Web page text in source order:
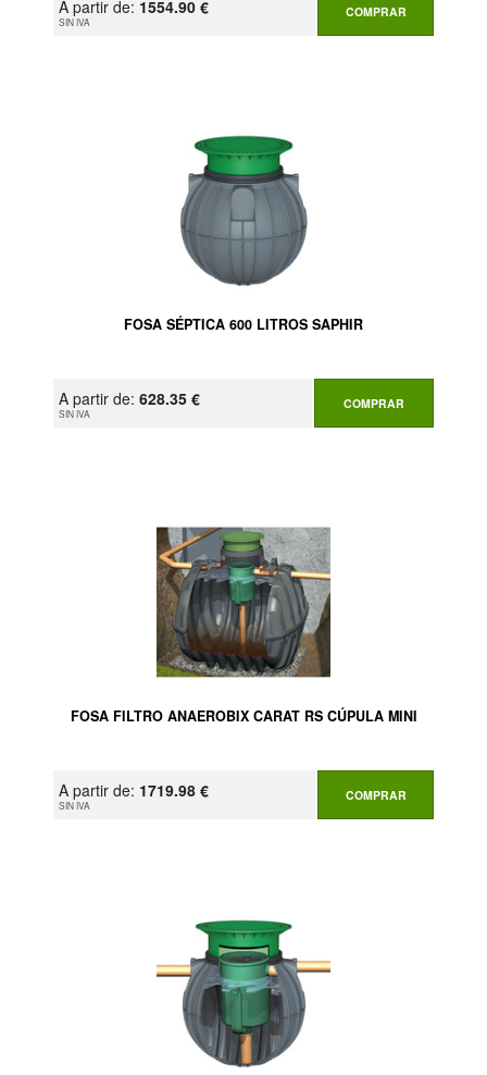
A partir de: 1554.90 €
SIN IVA
COMPRAR
FOSA SÉPTICA 600 LITROS SAPHIR
A partir de: 628.35 €
SIN IVA
COMPRAR
FOSA FILTRO ANAEROBIX CARAT RS CÚPULA MINI
A partir de: 1719.98 €
SIN IVA
COMPRAR